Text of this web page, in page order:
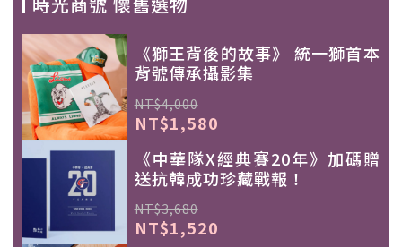
《獅王背後的故事》 統一獅首本
背號傳承攝影集
NT$4,000
NT$1,580
《中華隊X經典賽20年》加碼贈
送抗韓成功珍藏戰報！
NT$3,680
NT$1,520